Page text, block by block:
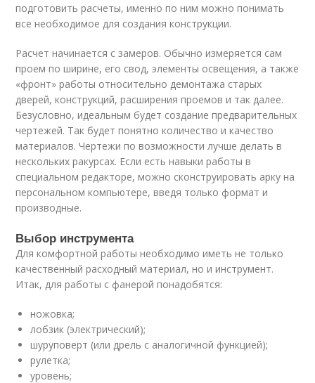
подготовить расчеты, именно по ним можно понимать
все необходимое для создания конструкции.
Расчет начинается с замеров. Обычно измеряется сам
проем по ширине, его свод, элементы освещения, а также
«фронт» работы относительно демонтажа старых
дверей, конструкций, расширения проемов и так далее.
Безусловно, идеальным будет создание предварительных
чертежей. Так будет понятно количество и качество
материалов. Чертежи по возможности лучше делать в
нескольких ракурсах. Если есть навыки работы в
специальном редакторе, можно сконструировать арку на
персональном компьютере, введя только формат и
производные.
Выбор инструмента
Для комфортной работы необходимо иметь не только
качественный расходный материал, но и инструмент.
Итак, для работы с фанерой понадобятся:
ножовка;
лобзик (электрический);
шуруповерт (или дрель с аналогичной функцией);
рулетка;
уровень;